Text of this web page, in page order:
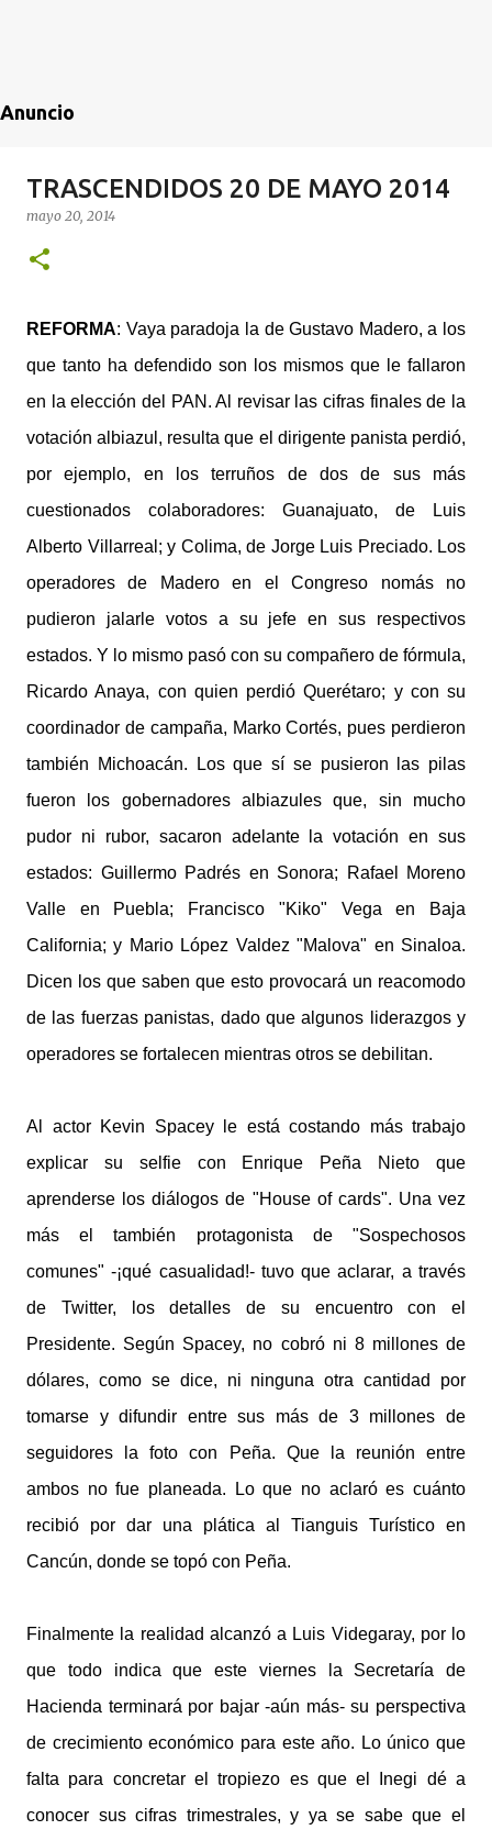
Anuncio
TRASCENDIDOS 20 DE MAYO 2014
mayo 20, 2014
REFORMA: Vaya paradoja la de Gustavo Madero, a los
que tanto ha defendido son los mismos que le fallaron
en la elección del PAN. Al revisar las cifras finales de la
votación albiazul, resulta que el dirigente panista perdió,
por ejemplo, en los terruños de dos de sus más
cuestionados colaboradores: Guanajuato, de Luis
Alberto Villarreal; y Colima, de Jorge Luis Preciado. Los
operadores de Madero en el Congreso nomás no
pudieron jalarle votos a su jefe en sus respectivos
estados. Y lo mismo pasó con su compañero de fórmula,
Ricardo Anaya, con quien perdió Querétaro; y con su
coordinador de campaña, Marko Cortés, pues perdieron
también Michoacán. Los que sí se pusieron las pilas
fueron los gobernadores albiazules que, sin mucho
pudor ni rubor, sacaron adelante la votación en sus
estados: Guillermo Padrés en Sonora; Rafael Moreno
Valle en Puebla; Francisco "Kiko" Vega en Baja
California; y Mario López Valdez "Malova" en Sinaloa.
Dicen los que saben que esto provocará un reacomodo
de las fuerzas panistas, dado que algunos liderazgos y
operadores se fortalecen mientras otros se debilitan.
Al actor Kevin Spacey le está costando más trabajo
explicar su selfie con Enrique Peña Nieto que
aprenderse los diálogos de "House of cards". Una vez
más el también protagonista de "Sospechosos
comunes" -¡qué casualidad!- tuvo que aclarar, a través
de Twitter, los detalles de su encuentro con el
Presidente. Según Spacey, no cobró ni 8 millones de
dólares, como se dice, ni ninguna otra cantidad por
tomarse y difundir entre sus más de 3 millones de
seguidores la foto con Peña. Que la reunión entre
ambos no fue planeada. Lo que no aclaró es cuánto
recibió por dar una plática al Tianguis Turístico en
Cancún, donde se topó con Peña.
Finalmente la realidad alcanzó a Luis Videgaray, por lo
que todo indica que este viernes la Secretaría de
Hacienda terminará por bajar -aún más- su perspectiva
de crecimiento económico para este año. Lo único que
falta para concretar el tropiezo es que el Inegi dé a
conocer sus cifras trimestrales, y ya se sabe que el